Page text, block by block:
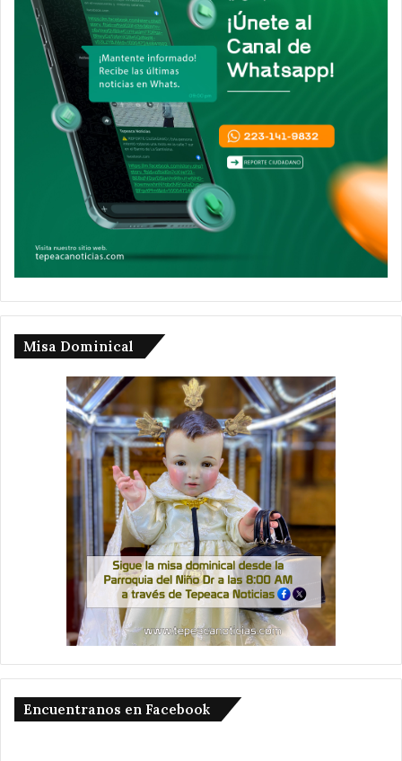
Misa Dominical
Encuentranos en Facebook